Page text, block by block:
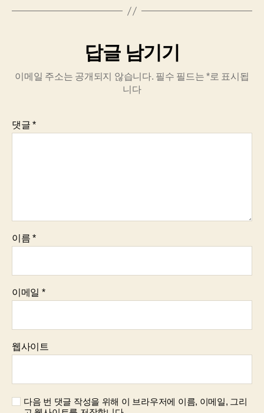
답글 남기기
이메일 주소는 공개되지 않습니다. 필수 필드는*로 표시됩
니다
댓글*
이름*
이메일 *
웹사이트
다음 번 댓글 작성을 위해 이 브라우저에 이름, 이메일, 그리